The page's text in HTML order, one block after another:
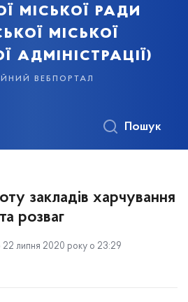
міської ради
міської
адміністрації)
вебпортал
Пошук
закладів харчування
та розваг
22 липня 2020 року о 23:29